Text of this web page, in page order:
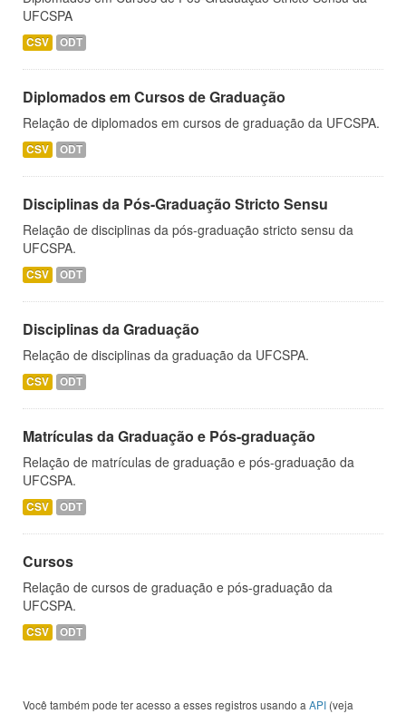
UFCSPA
CSV ODT
Diplomados em Cursos de Graduação
Relação de diplomados em cursos de graduação da UFCSPA.
CSV ODT
Disciplinas da Pós-Graduação Stricto Sensu
Relação de disciplinas da pós-graduação stricto sensu da
UFCSPA.
CSV ODT
Disciplinas da Graduação
Relação de disciplinas da graduação da UFCSPA.
CSV ODT
Matrículas da Graduação e Pós-graduação
Relação de matrículas de graduação e pós-graduação da
UFCSPA.
CSV ODT
Cursos
Relação de cursos de graduação e pós-graduação da
UFCSPA.
CSV ODT
Você também pode ter acesso a esses registros usando a API (veja